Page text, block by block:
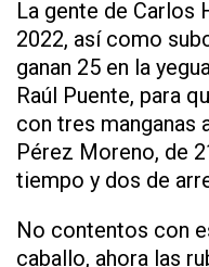
La gente de Carlos
2022, así como
ganan 25 en la
Raúl Puente, para
con tres manganas
Pérez Moreno, de
tiempo y dos de
No contentos con
caballo, ahora las